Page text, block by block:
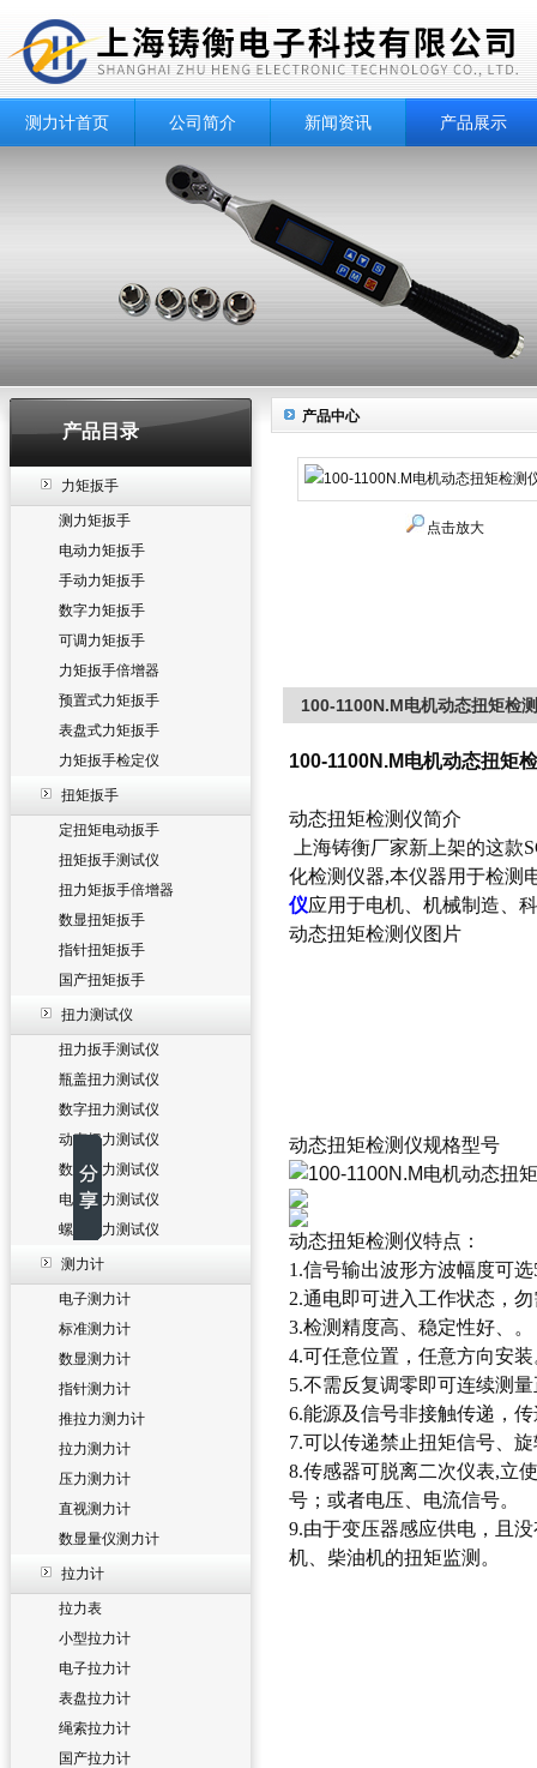
测力计首页 公司简介 新闻资讯 产品展示
产品目录
力矩扳手
测力矩扳手
电动力矩扳手
手动力矩扳手
数字力矩扳手
可调力矩扳手
力矩扳手倍增器
预置式力矩扳手
表盘式力矩扳手
力矩扳手检定仪
扭矩扳手
定扭矩电动扳手
扭矩扳手测试仪
扭力矩扳手倍增器
数显扭矩扳手
指针扭矩扳手
国产扭矩扳手
扭力测试仪
扭力扳手测试仪
瓶盖扭力测试仪
数字扭力测试仪
动态扭力测试仪
数显扭力测试仪
电批扭力测试仪
螺丝扭力测试仪
测力计
电子测力计
标准测力计
数显测力计
指针测力计
推拉力测力计
拉力测力计
压力测力计
直视测力计
数显量仪测力计
拉力计
拉力表
小型拉力计
电子拉力计
表盘拉力计
绳索拉力计
国产拉力计
产品中心
点击放大
100-1100N.M电机动态扭矩检
100-1100N.M电机动态扭矩
动态扭矩检测仪简介
上海铸衡厂家新上架的这款
化检测仪器,本仪器用于检测
仪应用于电机、机械制造、
动态扭矩检测仪图片
动态扭矩检测仪规格型号
动态扭矩检测仪特点：
1.信号输出波形方波幅度可
2.通电即可进入工作状态，
3.检测精度高、稳定性好、。
4.可任意位置，任意方向安装
5.不需反复调零即可连续测
6.能源及信号非接触传递，
7.可以传递禁止扭矩信号、
8.传感器可脱离二次仪表,立
号；或者电压、电流信号。
9.由于变压器感应供电，且
机、柴油机的扭矩监测。